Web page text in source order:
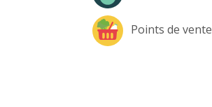
Points de vente